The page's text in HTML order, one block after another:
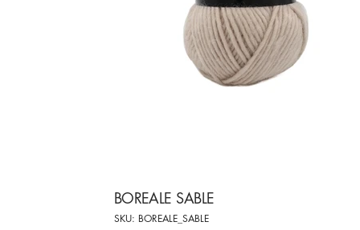
BOREALE SABLE
SKU: SKU
BOREALE_SABLE
BOREALE_SABLE